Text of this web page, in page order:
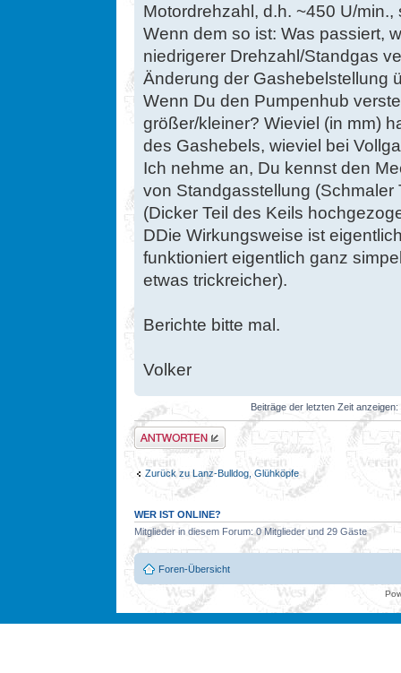
Motordrehzahl, d.h. ~450 U/min.,
Wenn dem so ist: Was passiert,
niedrigerer Drehzahl/Standgas
Änderung der Gashebelstellung
Wenn Du den Pumpenhub
größer/kleiner? Wieviel (in mm)
des Gashebels, wieviel bei
Ich nehme an, Du kennst den
von Standgasstellung
(Dicker Teil des Keils
DDie Wirkungsweise ist
funktioniert eigentlich ganz
etwas trickreicher).
Berichte bitte mal.
Volker
Beiträge der letzten Zeit anzeigen:
Antwort erstellen
Zurück zu Lanz-Bulldog, Glühköpfe
WER IST ONLINE?
Mitglieder in diesem Forum: 0 Mitglieder und 29 Gäste
Foren-Übersicht